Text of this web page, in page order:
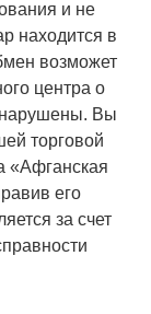
и не
находится в
возможет
центра о
нарушены. Вы
торговой
«Афганская
его
за счет